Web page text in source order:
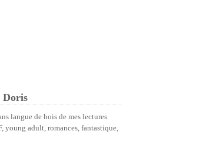
Doris
langue de bois de mes lectures
young adult, romances, fantastique,